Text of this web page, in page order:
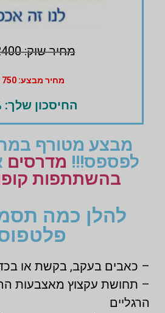
מחיר שוק: 2400 ₪
מחיר מבצע: 750 ₪
החיסכון שלך: 76%
מבצע מטורף
לפספס!!! מדרסים
בהשתתפות
להלן כמה
– כאבים בעקב, בקשת או
– תחושת עקצוץ מאצבעות
הרגליים